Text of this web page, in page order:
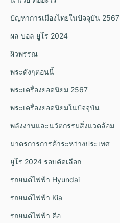
ปัญหาการเมืองไทยในปัจจุบัน 2567
ผล บอล ยูโร 2024
ผิวพรรณ
พระดังๆตอนนี้
พระเครื่องยอดนิยม 2567
พระเครื่องยอดนิยมในปัจจุบัน
พลังงานและนวัตกรรมสิ่งแวดล้อม
มาตรการการค้าระหว่างประเทศ
ยูโร 2024 รอบคัดเลือก
รถยนต์ไฟฟ้า Hyundai
รถยนต์ไฟฟ้า Kia
รถยนต์ไฟฟ้า คือ